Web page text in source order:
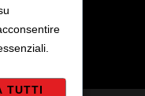
TUTTI